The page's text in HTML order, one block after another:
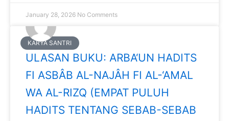
January 28, 2026 No Comments
KARYA SANTRI
ULASAN BUKU: ARBA‘UN HADITS
FI ASBÂB AL-NAJÂH FI AL-‘AMAL
WA AL-RIZQ (EMPAT PULUH
HADITS TENTANG SEBAB-SEBAB